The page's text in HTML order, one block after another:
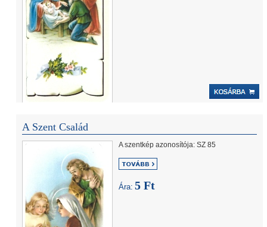
A Szent Család
A szentkép azonosítója: SZ 85
Ára: 5 Ft